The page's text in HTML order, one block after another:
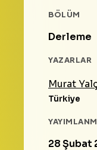
BÖLÜM
Derleme
YAZARLAR
Murat
Türkiye
28 Şubat